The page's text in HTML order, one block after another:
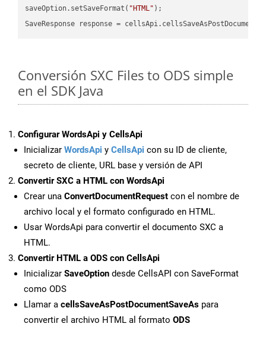
saveOption.setSaveFormat( "HTML" );
SaveResponse response =
Conversión SXC Files to ODS simple
en el SDK Java
Configurar WordsApi y CellsApi
Inicializar WordsApi y CellsApi con su ID de cliente,
secreto de cliente, URL base y versión de API
Convertir SXC a HTML con WordsApi
Crear una ConvertDocumentRequest con el nombre de
archivo local y el formato configurado en HTML.
Usar WordsApi para convertir el documento SXC a
HTML.
Convertir HTML a ODS con CellsApi
Inicializar SaveOption desde CellsAPI con SaveFormat
como ODS
Llamar a cellsSaveAsPostDocumentSaveAs para
convertir el archivo HTML al formato ODS